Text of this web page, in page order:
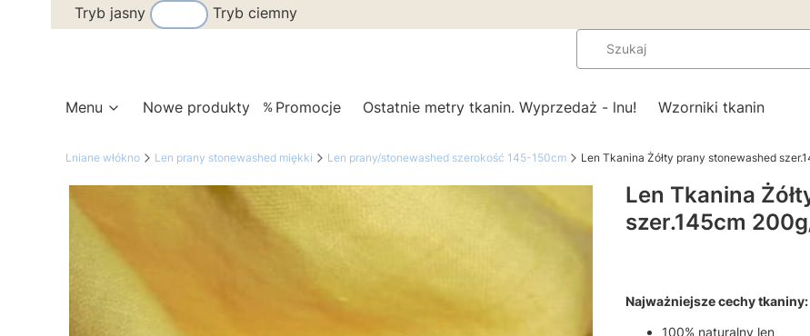
Tryb jasny Tryb ciemny
Menu Nowe produkty Promocje Ostatnie metry tkanin. Wyprzedaż - lnu! Wzorniki tkanin
Lniane włókno Len prany stonewashed miękki Len prany/stonewashed szerokość 145-150cm Len Tkanina Żółty prany stonewashed
Len Tkanina
szer.145cm
Najważniejsze cechy tkaniny:
100% naturalny len